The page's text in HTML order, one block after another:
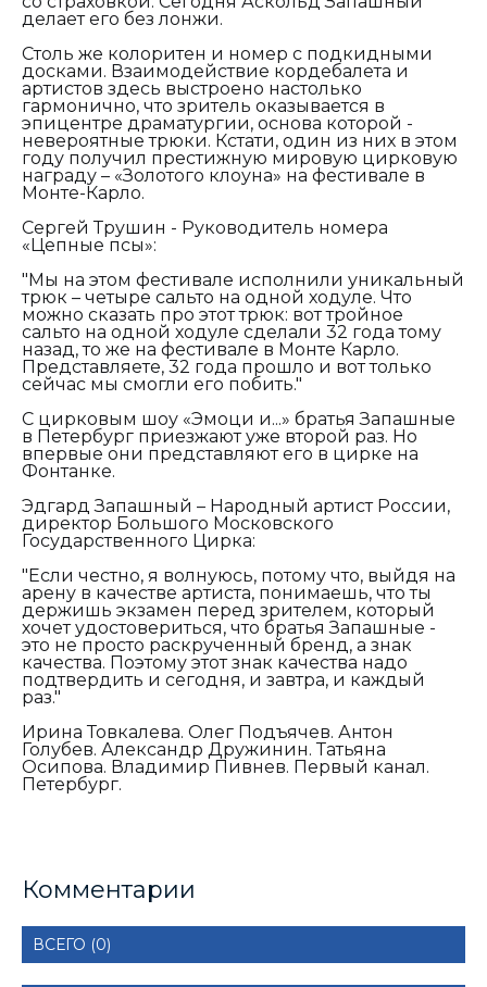
делает его без лонжи.
Столь же колоритен и номер с подкидными
досками. Взаимодействие кордебалета и
артистов здесь выстроено настолько
гармонично, что зритель оказывается в
эпицентре драматургии, основа которой -
невероятные трюки. Кстати, один из них в этом
году получил престижную мировую цирковую
награду – «Золотого клоуна» на фестивале в
Монте-Карло.
Сергей Трушин - Руководитель номера
«Цепные псы»:
"Мы на этом фестивале исполнили уникальный
трюк – четыре сальто на одной ходуле. Что
можно сказать про этот трюк: вот тройное
сальто на одной ходуле сделали 32 года тому
назад, то же на фестивале в Монте Карло.
Представляете, 32 года прошло и вот только
сейчас мы смогли его побить."
С цирковым шоу «Эмоци и...» братья Запашные
в Петербург приезжают уже второй раз. Но
впервые они представляют его в цирке на
Фонтанке.
Эдгард Запашный – Народный артист России,
директор Большого Московского
Государственного Цирка:
"Если честно, я волнуюсь, потому что, выйдя на
арену в качестве артиста, понимаешь, что ты
держишь экзамен перед зрителем, который
хочет удостовериться, что братья Запашные -
это не просто раскрученный бренд, а знак
качества. Поэтому этот знак качества надо
подтвердить и сегодня, и завтра, и каждый
раз."
Ирина Товкалева. Олег Подъячев. Антон
Голубев. Александр Дружинин. Татьяна
Осипова. Владимир Пивнев. Первый канал.
Петербург.
Комментарии
ВСЕГО (0)